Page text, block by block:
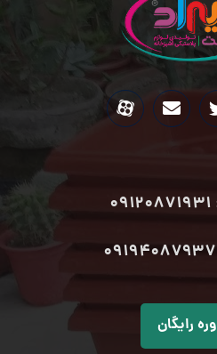
09120871931
۰۹۱۹۴۰۸۷۹۳۷
رایگان